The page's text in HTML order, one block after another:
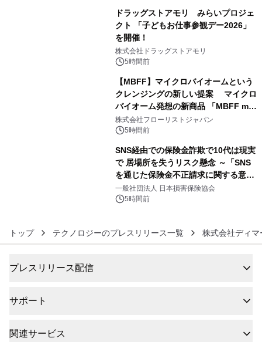
ドラッグストアモリ みらいプロジェ
クト 「子どもお仕事参観デー2026」
を開催！
株式会社ドラッグストアモリ
5時間前
【MBFF】マイクロバイオームという
クレンジングの新しい提案 マイクロ
バイオーム発想の新商品 「MBFF mb
クレンジングPRO」を2026年8月6日
発売
株式会社フローリストジャパン
5時間前
SNS経由での保険金詐欺で10代は現実
で 居場所を失うリスク懸念 ～「SNS
を通じた保険金不正請求に関する意識
調査」を実施、 認知度の低さも浮き彫
りに～
一般社団法人 日本損害保険協会
5時間前
トップ テクノロジーのプレスリリース一覧 株式会社ディマ
プレスリリース配信
サポート
関連サービス